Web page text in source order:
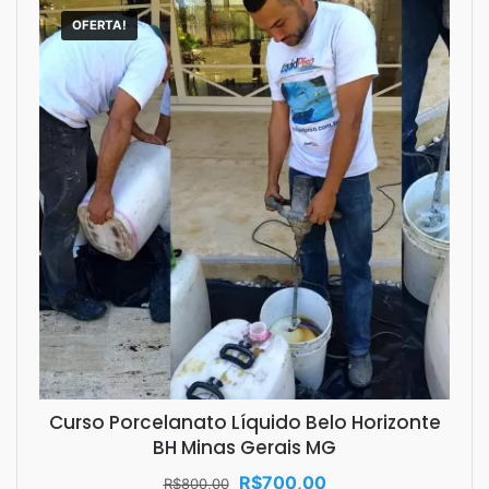
OFERTA!
Curso Porcelanato Líquido Belo Horizonte
BH Minas Gerais MG
R$800,00
O
R$700,00O